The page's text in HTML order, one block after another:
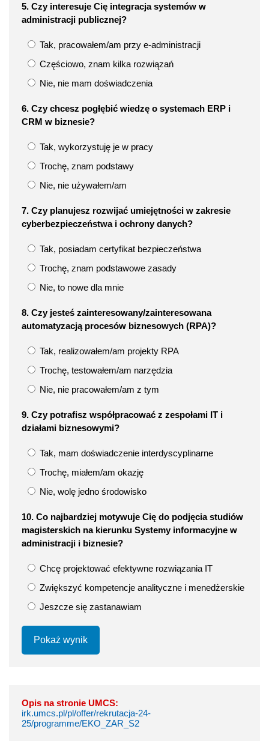
5. Czy interesuje Cię integracja systemów w
administracji publicznej?
Tak, pracowałem/am przy e-administracji
Częściowo, znam kilka rozwiązań
Nie, nie mam doświadczenia
6. Czy chcesz pogłębić wiedzę o systemach ERP i
CRM w biznesie?
Tak, wykorzystuję je w pracy
Trochę, znam podstawy
Nie, nie używałem/am
7. Czy planujesz rozwijać umiejętności w zakresie
cyberbezpieczeństwa i ochrony danych?
Tak, posiadam certyfikat bezpieczeństwa
Trochę, znam podstawowe zasady
Nie, to nowe dla mnie
8. Czy jesteś zainteresowany/zainteresowana
automatyzacją procesów biznesowych (RPA)?
Tak, realizowałem/am projekty RPA
Trochę, testowałem/am narzędzia
Nie, nie pracowałem/am z tym
9. Czy potrafisz współpracować z zespołami IT i
działami biznesowymi?
Tak, mam doświadczenie interdyscyplinarne
Trochę, miałem/am okazję
Nie, wolę jedno środowisko
10. Co najbardziej motywuje Cię do podjęcia studiów
magisterskich na kierunku Systemy informacyjne w
administracji i biznesie?
Chcę projektować efektywne rozwiązania IT
Zwiększyć kompetencje analityczne i menedżerskie
Jeszcze się zastanawiam
Pokaż wynik
Opis na stronie UMCS:
irk.umcs.pl/pl/offer/rekrutacja-24-
25/programme/EKO_ZAR_S2